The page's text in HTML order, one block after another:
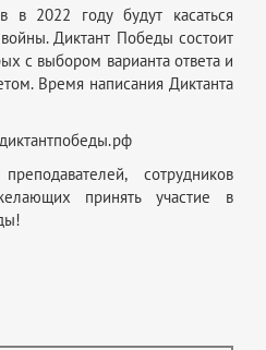
в 2022 году будут касаться
Диктант Победы состоит
с выбором варианта ответа и
Время написания Диктанта
сотрудников
принять участие в